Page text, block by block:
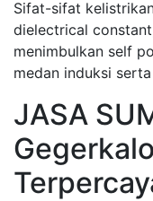
Sifat-sifat
dielectrical
menimbulkan self
medan induksi
JASA